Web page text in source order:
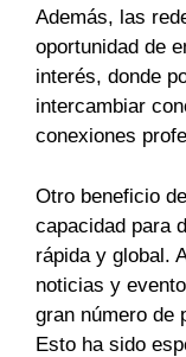
Además, las
oportunidad de
interés, donde
intercambiar
conexiones
Otro beneficio
capacidad para
rápida y global.
noticias y
gran número de
Esto ha sido